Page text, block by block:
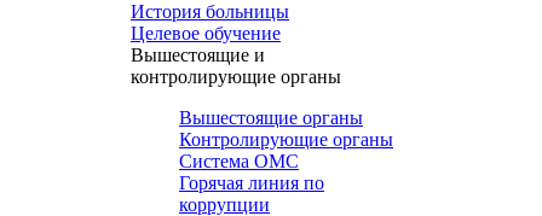
История больницы
Целевое обучение
Вышестоящие и
контролирующие органы
Вышестоящие органы
Контролирующие органы
Система ОМС
Горячая линия по
коррупции